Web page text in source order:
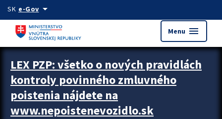
Preskocit na hlavný obsah
SK e-Govarrow_drop_down
Menu menu
Zastavit automatický posun upútavok
LEX PZP: všetko o nových pravidlách
kontroly povinného zmluvného
poistenia nájdete na
www.nepoistenevozidlo.sk